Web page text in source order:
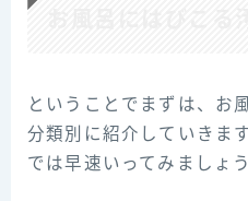
ということでまずは、お
分類別に紹介していきます
では早速いってみましょ